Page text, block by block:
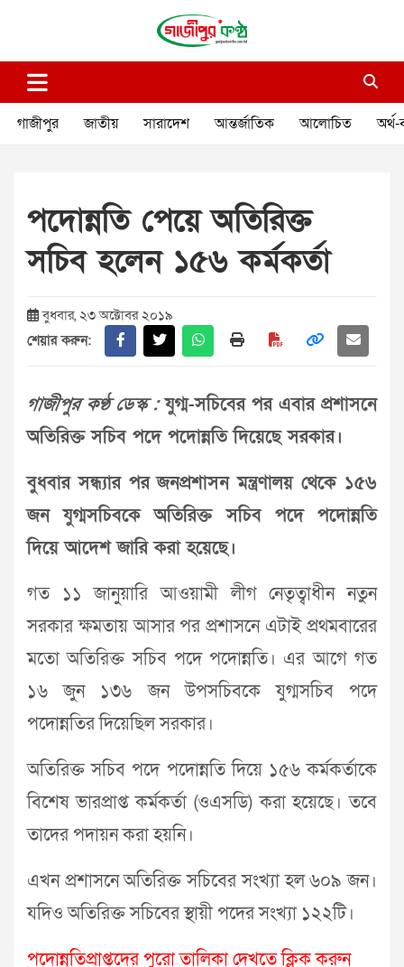
গাজীপুর কণ্ঠ
গাজীপুর জাতীয় সারাদেশ আন্তর্জাতিক আলোচিত অর্থ-
পদোন্নতি পেয়ে অতিরিক্ত
সচিব হলেন ১৫৬ কর্মকর্তা
বুধবার, ২৩ অক্টোবর ২০১৯
শেয়ার করুন:
গাজীপুর কণ্ঠ ডেস্ক :যুগ্ম-সচিবের পর এবার প্রশাসনে
অতিরিক্ত সচিব পদে পদোন্নতি দিয়েছে সরকার।
বুধবার সন্ধ্যার পর জনপ্রশাসন মন্ত্রণালয় থেকে ১৫৬
জন যুগ্মসচিবকে অতিরিক্ত সচিব পদে পদোন্নতি
দিয়ে আদেশ জারি করা হয়েছে।
গত ১১ জানুয়ারি আওয়ামী লীগ নেতৃত্বাধীন নতুন
সরকার ক্ষমতায় আসার পর প্রশাসনে এটাই প্রথমবারের
মতো অতিরিক্ত সচিব পদে পদোন্নতি। এর আগে গত
১৬ জুন ১৩৬ জন উপসচিবকে যুগ্মসচিব পদে
পদোন্নতির দিয়েছিল সরকার।
অতিরিক্ত সচিব পদে পদোন্নতি দিয়ে ১৫৬ কর্মকর্তাকে
বিশেষ ভারপ্রাপ্ত কর্মকর্তা (ওএসডি) করা হয়েছে। তবে
তাদের পদায়ন করা হয়নি।
এখন প্রশাসনে অতিরিক্ত সচিবের সংখ্যা হল ৬০৯ জন।
যদিও অতিরিক্ত সচিবের স্থায়ী পদের সংখ্যা ১২২টি।
পদোন্নতিপ্রাপ্তদের পুরো তালিকা দেখতে ক্লিক করুন